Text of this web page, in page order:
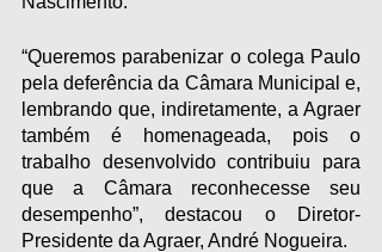
“Queremos parabenizar o colega Paulo
pela deferência da Câmara Municipal e,
lembrando que, indiretamente, a Agraer
também é homenageada, pois o
trabalho desenvolvido contribuiu para
que a Câmara reconhecesse seu
desempenho”, destacou o Diretor-
Presidente da Agraer, André Nogueira.